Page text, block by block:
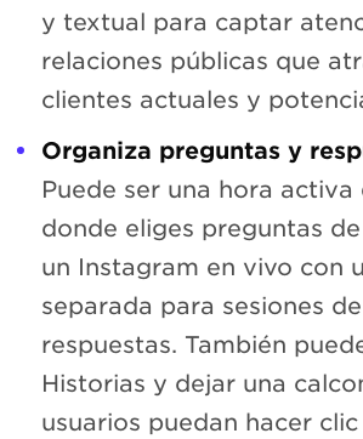
y textual para captar
relaciones públicas que
clientes actuales y
Organiza preguntas y
Puede ser una hora
donde eliges preguntas
un Instagram en vivo con
separada para sesiones
respuestas. También
Historias y dejar una
usuarios puedan hacer